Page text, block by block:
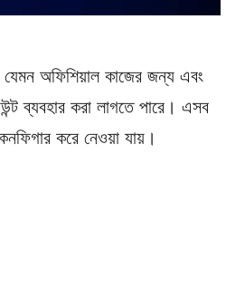
অফিশিয়াল কাজের জন্য এবং
ব্যবহার করা লাগতে পারে। এসব
করে নেওয়া যায়।